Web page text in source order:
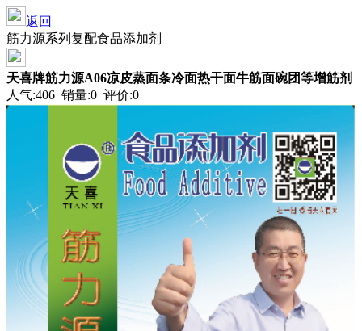
返回
筋力源系列复配食品添加剂
天喜牌筋力源A06凉皮蒸面条冷面热干面牛筋面碗团等增筋剂
人气:406 销量:0 评价:0